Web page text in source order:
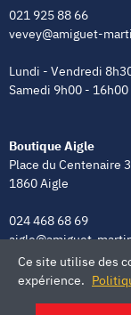
021 925 88 66
vevey@amiguet-
Lundi - Vendredi
Samedi 9h00 - 16h00
Boutique Aigle
Place du Centenaire 3
1860 Aigle
024 468 68 69
aigle@amiguet-
Lundi - Vendredi
Ce site utilise des
expérience.